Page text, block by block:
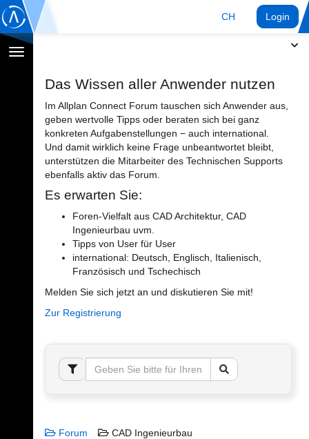
CH Login
Navigation
Das Wissen aller Anwender nutzen
Im Allplan Connect Forum tauschen sich Anwender aus,
geben wertvolle Tipps oder beraten sich bei ganz
konkreten Aufgabenstellungen − auch international.
Und damit wirklich keine Frage unbeantwortet bleibt,
unterstützen die Mitarbeiter des Technischen Supports
ebenfalls aktiv das Forum.
Es erwarten Sie:
Foren-Vielfalt aus CAD Architektur, CAD
Ingenieurbau uvm.
Tipps von User für User
international: Deutsch, Englisch, Italienisch,
Französisch und Tschechisch
Melden Sie sich jetzt an und diskutieren Sie mit!
Zur Registrierung
Forum
CAD Ingenieurbau